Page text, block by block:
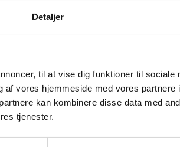
Detaljer
til at vise dig funktioner til sociale
vores hjemmeside med vores partnere
kan kombinere disse data med
tjenester.